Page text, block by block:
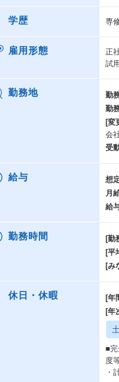
学歴 専
雇用形態
正
試
勤務地 勤
勤
[変
会
受
給与 想
月
給
勤務時間 [勤
[平
[み
休日・休暇 [年
[年
■完
度
・